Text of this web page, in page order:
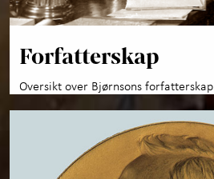
Forfatterskap
Oversikt over Bjørnsons forfatterskap